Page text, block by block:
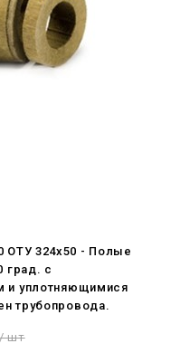
324x50 - Полые
град. с
и уплотняющимися
трубопровода.
/ шт
которая с